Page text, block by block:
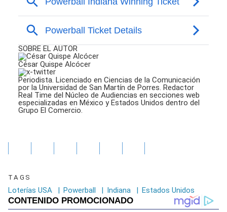
SOBRE EL AUTOR
César Quispe Alcócer
Periodista. Licenciado en Ciencias de la Comunicación
por la Universidad de San Martín de Porres. Redactor
Real Time del Núcleo de Audiencias en secciones web
especializadas en México y Estados Unidos dentro del
Grupo El Comercio.
TAGS
Loterías USA | Powerball | Indiana | Estados Unidos